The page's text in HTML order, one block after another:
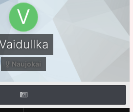
Vaidullka
Naujokai